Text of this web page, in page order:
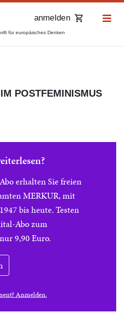
für europäisches Denken
anmelden
POSTFEMINISMUS
erhalten Sie freien
MERKUR, mit
bis heute. Testen
Abo zum
9,90 Euro.
Anmelden.